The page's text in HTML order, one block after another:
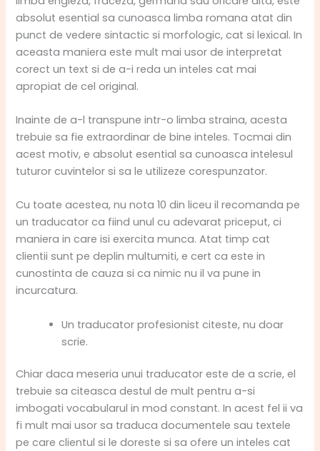
absolut esential sa cunoasca limba romana atat din
punct de vedere sintactic si morfologic, cat si lexical. In
aceasta maniera este mult mai usor de interpretat
corect un text si de a-i reda un inteles cat mai
apropiat de cel original.
Inainte de a-l transpune intr-o limba straina, acesta
trebuie sa fie extraordinar de bine inteles. Tocmai din
acest motiv, e absolut esential sa cunoasca intelesul
tuturor cuvintelor si sa le utilizeze corespunzator.
Cu toate acestea, nu nota 10 din liceu il recomanda pe
un traducator ca fiind unul cu adevarat priceput, ci
maniera in care isi exercita munca. Atat timp cat
clientii sunt pe deplin multumiti, e cert ca este in
cunostinta de cauza si ca nimic nu il va pune in
incurcatura.
Un traducator profesionist citeste, nu doar
scrie.
Chiar daca meseria unui traducator este de a scrie, el
trebuie sa citeasca destul de mult pentru a-si
imbogati vocabularul in mod constant. In acest fel ii va
fi mult mai usor sa traduca documentele sau textele
pe care clientul si le doreste si sa ofere un inteles cat